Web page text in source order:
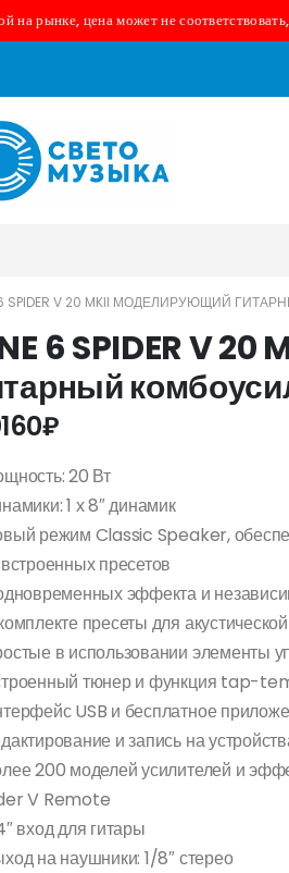
на рынке, цена может не
6 SPIDER V 20 MKII МОДЕЛИРУЮЩИЙ
6 SPIDER V
₽
20 Вт
1 х 8″ динамик
режим Classic Speaker,
встроенных пресетов
эффекта и
пресеты для
в использовании элементы
тюнер и функция tap-
USB и бесплатное
и запись на
200 моделей усилителей и
V Remote
вход для гитары
на наушники: 1/8″ стерео